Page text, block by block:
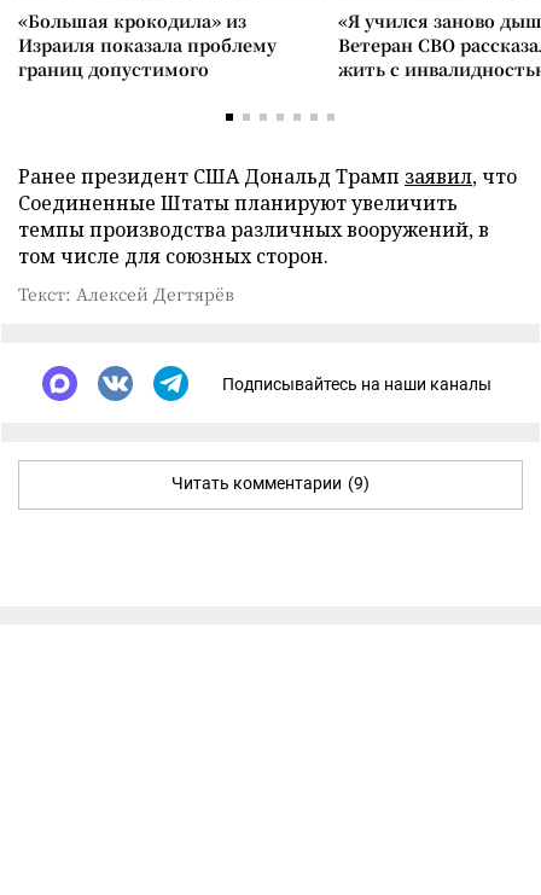
«Большая крокодила» из
Израиля показала проблему
границ допустимого
«Я учился заново
Ветеран СВО
жить с
Ранее президент США Дональд Трамп заявил, что
Соединенные Штаты планируют увеличить
темпы производства различных вооружений, в
том числе для союзных сторон.
Текст: Алексей Дегтярёв
Подписывайтесь на наши каналы
Читать комментарии (9)